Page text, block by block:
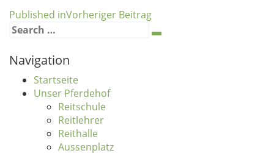
Beitragsnavigation
Published inVorheriger Beitrag
Search
Navigation
Startseite
Unser Pferdehof
Reitschule
Reitlehrer
Reithalle
Aussenplatz